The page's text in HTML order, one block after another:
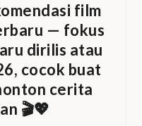
film
— fokus
dirilis atau
cocok buat
cerita
🎬💖